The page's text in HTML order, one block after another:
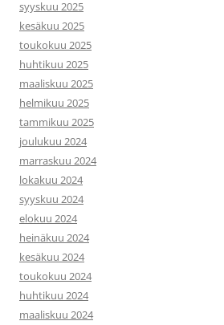
syyskuu 2025
kesäkuu 2025
toukokuu 2025
huhtikuu 2025
maaliskuu 2025
helmikuu 2025
tammikuu 2025
joulukuu 2024
marraskuu 2024
lokakuu 2024
syyskuu 2024
elokuu 2024
heinäkuu 2024
kesäkuu 2024
toukokuu 2024
huhtikuu 2024
maaliskuu 2024